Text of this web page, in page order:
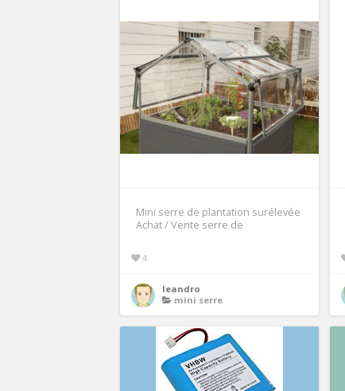
Mini serre de plantation surélevée
Achat / Vente serre de
4
leandro
mini serre